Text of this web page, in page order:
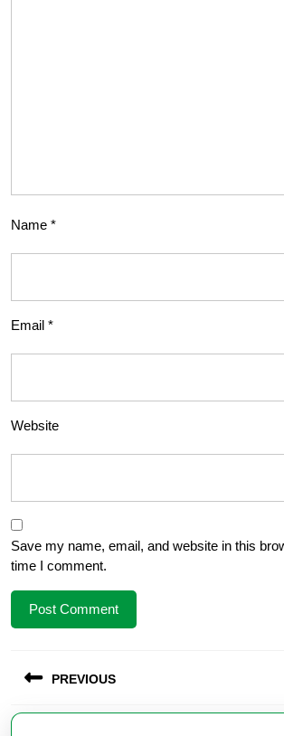
Name *
Email *
Website
Save my name, email, and website in this
time I comment.
navigation
PREVIOUS
Previous